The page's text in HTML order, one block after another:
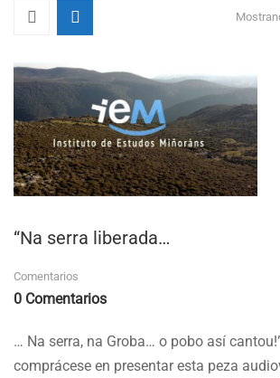
“Na serra liberada…
Comentarios
0 Comentarios
… Na serra, na Groba… o pobo así
comprácese en presentar esta peza